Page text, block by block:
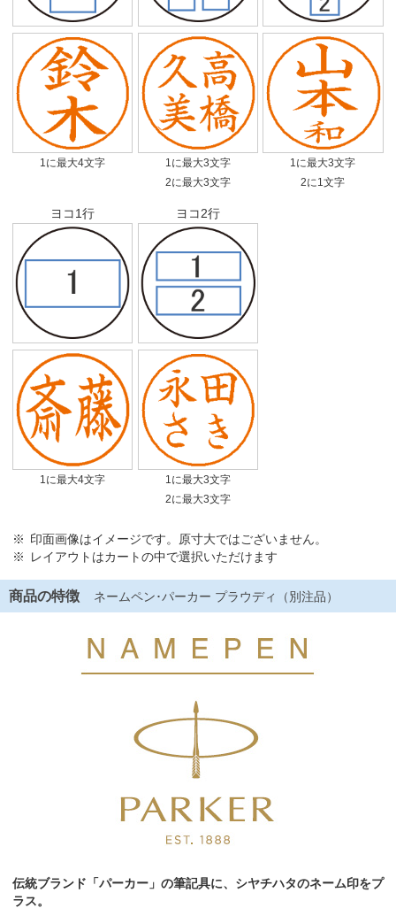
1に最大4文字
1に最大3文字
2に最大3文字
1に最大3文字
2に1文字
ヨコ1行
1に最大4文字
ヨコ2行
1に最大3文字
2に最大3文字
印面画像はイメージです。原寸大ではございません。
レイアウトはカートの中で選択いただけます
商品の特徴 ネームペン･パーカー プラウディ（別注品）
伝統ブランド「パーカー」の筆記具に、シヤチハタのネーム印をプ
ラス。